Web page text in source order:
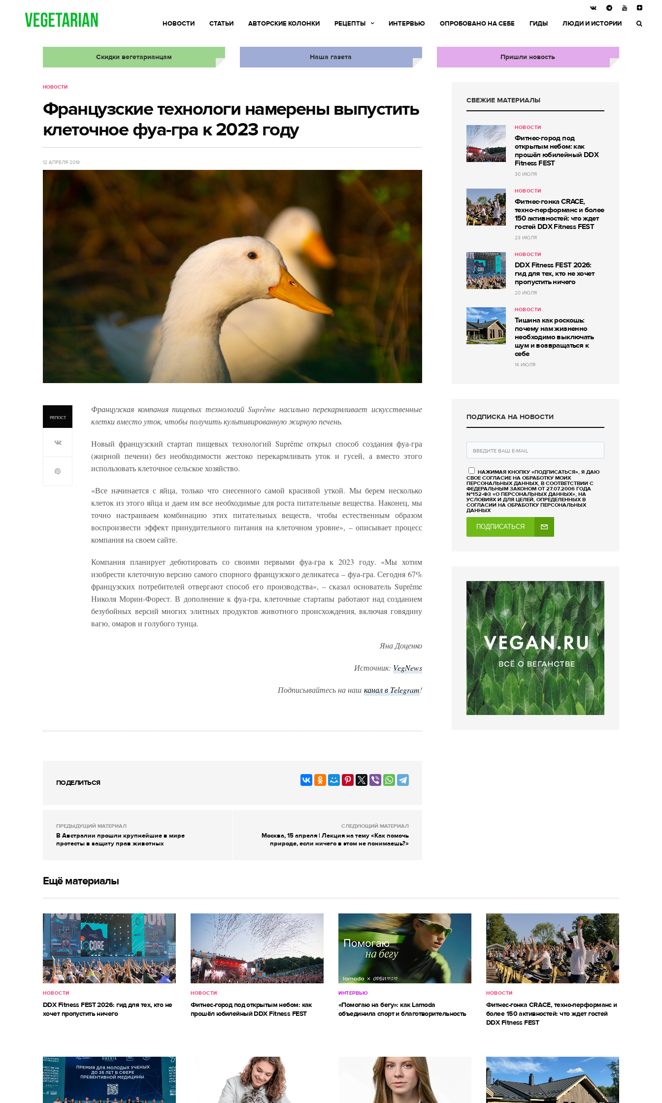
НОВОСТИ СТАТЬИ АВТОРСКИЕ КОЛОНКИ РЕЦЕПТЫ ИНТЕРВЬЮ ОПРОБОВАНО НА СЕБЕ ГИДЫ ЛЮДИ И ИСТОРИИ
Скидки вегетарианцам Наша газета Пришли новость
НОВОСТИ
Французские технологи намерены выпустить
клеточное фуа-гра к 2023 году
12 АПРЕЛЯ 2019
РЕПОСТ
Французская компания пищевых технологий Suprême насильно перекармливает искусственные
клетки вместо уток, чтобы получить культивированную жирную печень.
Новый французский стартап пищевых технологий Suprême открыл способ создания фуа-гра
(жирной печени) без необходимости жестоко перекармливать уток и гусей, а вместо этого
использовать клеточное сельское хозяйство.
«Все начинается с яйца, только что снесенного самой красивой уткой. Мы берем несколько
клеток из этого яйца и даем им все необходимые для роста питательные вещества. Наконец, мы
точно настраиваем комбинацию этих питательных веществ, чтобы естественным образом
воспроизвести эффект принудительного питания на клеточном уровне», – описывает процесс
компания на своем сайте.
Компания планирует дебютировать со своими первыми фуа-гра к 2023 году. «Мы хотим
изобрести клеточную версию самого спорного французского деликатеса – фуа-гра. Сегодня 67%
французских потребителей отвергают способ его производства», – сказал основатель Suprême
Николя Морин-Форест. В дополнение к фуа-гра, клеточные стартапы работают над созданием
безубойных версий многих элитных продуктов животного происхождения, включая говядину
вагю, омаров и голубого тунца.
Яна Доценко
Источник: VegNews
Подписывайтесь на наш канал в Telegram!
ПОДЕЛИТЬСЯ
ПРЕДЫДУЩИЙ МАТЕРИАЛ
В Австралии прошли крупнейшие в мире
протесты в защиту прав животных
СЛЕДУЮЩИЙ МАТЕРИАЛ
Москва, 15 апреля | Лекция на тему «Как помочь
природе, если ничего в этом не понимаешь?»
СВЕЖИЕ МАТЕРИАЛЫ
НОВОСТИ
Фитнес-город под
открытым небом: как
прошёл юбилейный DDX
Fitness FEST
30 ИЮЛЯ
НОВОСТИ
Фитнес-гонка CRACE,
техно-перформанс и более
150 активностей: что ждет
гостей DDX Fitness FEST
23 ИЮЛЯ
НОВОСТИ
DDX Fitness FEST 2026:
гид для тех, кто не хочет
пропустить ничего
20 ИЮЛЯ
НОВОСТИ
Тишина как роскошь:
почему нам жизненно
необходимо выключать
шум и возвращаться к
себе
14 ИЮЛЯ
ПОДПИСКА НА НОВОСТИ
НАЖИМАЯ КНОПКУ «ПОДПИСАТЬСЯ», Я ДАЮ
СВОЕ СОГЛАСИЕ НА ОБРАБОТКУ МОИХ
ПЕРСОНАЛЬНЫХ ДАННЫХ, В СООТВЕТСТВИИ С
ФЕДЕРАЛЬНЫМ ЗАКОНОМ ОТ 27.07.2006 ГОДА
№152-ФЗ «О ПЕРСОНАЛЬНЫХ ДАННЫХ», НА
УСЛОВИЯХ И ДЛЯ ЦЕЛЕЙ, ОПРЕДЕЛЕННЫХ В
СОГЛАСИИ НА ОБРАБОТКУ ПЕРСОНАЛЬНЫХ
ДАННЫХ
ПОДПИСАТЬСЯ
Ещё материалы
НОВОСТИ
DDX Fitness FEST 2026: гид для тех, кто не
хочет пропустить ничего
НОВОСТИ
Фитнес-город под открытым небом: как
прошёл юбилейный DDX Fitness FEST
ИНТЕРВЬЮ
«Помогаю на бегу»: как Lamoda
объединила спорт и благотворительность
НОВОСТИ
Фитнес-гонка CRACE, техно-перформанс и
более 150 активностей: что ждет гостей
DDX Fitness FEST